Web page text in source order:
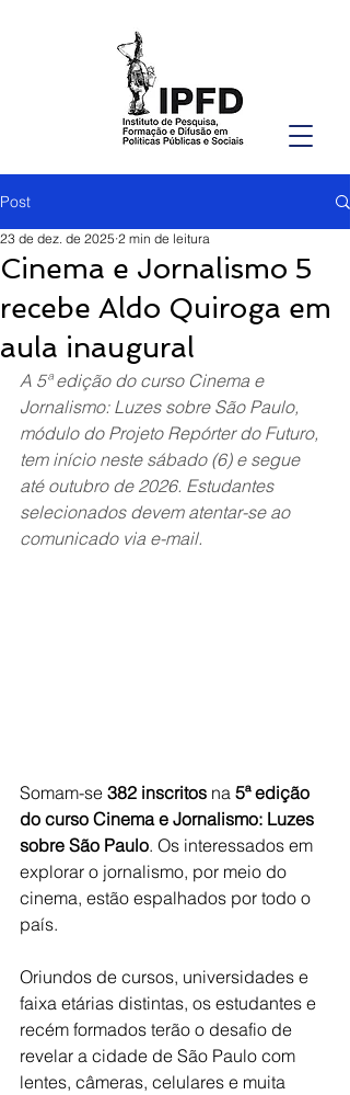
Post
Cinema e Jornalismo 5
recebe Aldo Quiroga em
aula inaugural
23 de dez. de 2025 2 min de leitura
A 5ª edição do curso Cinema e
Jornalismo: Luzes sobre São Paulo,
módulo do Projeto Repórter do Futuro,
tem início neste sábado (6) e segue
até outubro de 2026. Estudantes
selecionados devem atentar-se ao
comunicado via e-mail.
Somam-se 382 inscritos na 5ª edição
do curso Cinema e Jornalismo: Luzes
sobre São Paulo. Os interessados em
explorar o jornalismo, por meio do
cinema, estão espalhados por todo o
país.
Oriundos de cursos, universidades e
faixa etárias distintas, os estudantes e
recém formados terão o desafio de
revelar a cidade de São Paulo com
lentes, câmeras, celulares e muita